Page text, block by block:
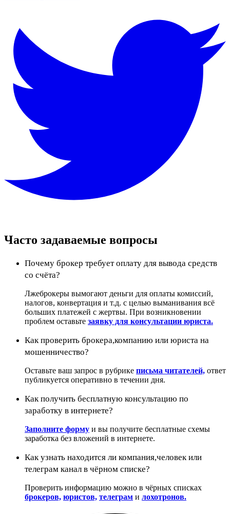
Часто задаваемые вопросы
Почему брокер требует оплату для вывода средств
со счёта?
Лжеброкеры вымогают деньги для оплаты комиссий,
налогов, конвертация и т.д. с целью выманивания всё
больших платежей с жертвы. При возникновении
проблем оставьте заявку для консультации юриста.
Как проверить брокера,компанию или юриста на
мошенничество?
Оставьте ваш запрос в рубрике письма читателей, ответ
публикуется оперативно в течении дня.
Как получить бесплатную консультацию по
заработку в интернете?
Заполните форму и вы получите бесплатные схемы
заработка без вложений в интернете.
Как узнать находится ли компания,человек или
телеграм канал в чёрном списке?
Проверить информацию можно в чёрных списках
брокеров, юристов, телеграм и лохотронов.